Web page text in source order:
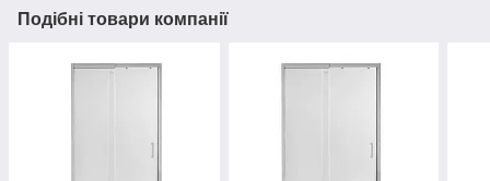
Подібні товари компанії